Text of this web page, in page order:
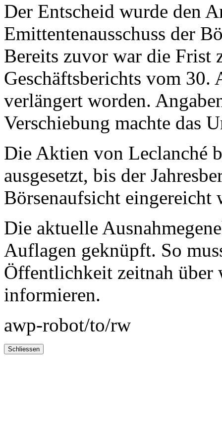
Der Entscheid wurde den
Emittentenausschuss der
Bereits zuvor war die Frist
Geschäftsberichts vom
verlängert worden.
Verschiebung machte das
Die Aktien von Leclanché
ausgesetzt, bis der
Börsenaufsicht eingereicht
Die aktuelle
Auflagen geknüpft. So
Öffentlichkeit zeitnah über
informieren.
awp-robot/to/rw
Schliessen